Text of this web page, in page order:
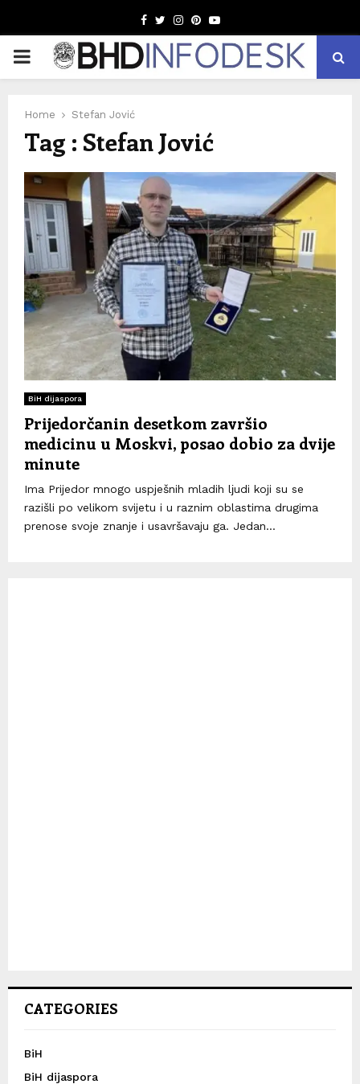
Facebook
TwitterInstagram
Pinterest
Youtube
PRIMARY
Home Stefan Jović
Tag : Stefan Jović
BiH dijaspora
Prijedorčanin desetkom završio
medicinu u Moskvi, posao dobio za dvije
minute
Ima Prijedor mnogo uspješnih mladih lјudi koji su se
razišli po velikom svijetu i u raznim oblastima drugima
prenose svoje znanje i usavršavaju ga. Jedan...
CATEGORIES
BiH
BiH dijaspora